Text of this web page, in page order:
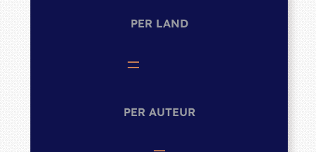
PER LAND
PER AUTEUR